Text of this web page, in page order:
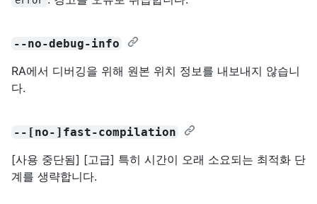
--no-debug-info
RA에서 디버깅을 위해 원본 위치 정보를 내보내지 않습니
다.
--[no-]fast-compilation
[사용 중단됨] [고급] 특히 시간이 오래 소요되는 최적화 단
계를 생략합니다.